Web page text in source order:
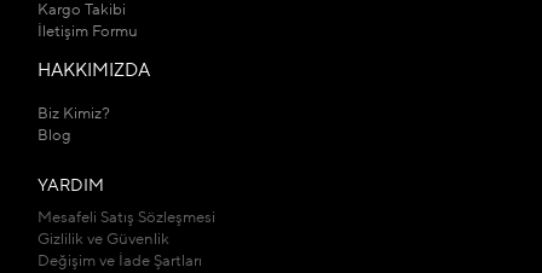
Kargo Takibi
İletişim Formu
HAKKIMIZDA
Biz Kimiz?
Blog
YARDIM
Mesafeli Satış Sözleşmesi
Gizlilik ve Güvenlik
Değişim ve İade Şartları